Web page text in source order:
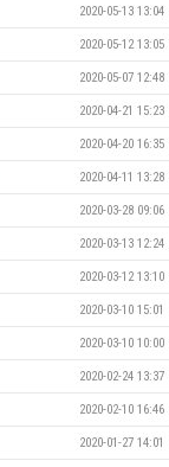
2020-05-13 13:04
2020-05-12 13:05
2020-05-07 12:48
2020-04-21 15:23
2020-04-20 16:35
2020-04-11 13:28
2020-03-28 09:06
2020-03-13 12:24
2020-03-12 13:10
2020-03-10 15:01
2020-03-10 10:00
2020-02-24 13:37
2020-02-10 16:46
2020-01-27 14:01